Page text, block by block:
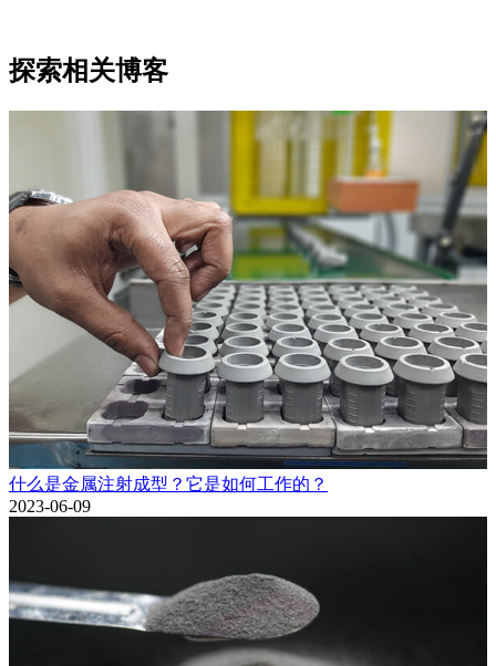
探索相关博客
什么是金属注射成型？它是如何工作的？
2023-06-09